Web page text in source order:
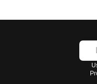
escursioni